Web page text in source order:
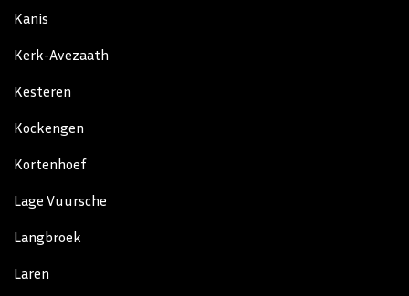
Kanis
Kerk-Avezaath
Kesteren
Kockengen
Kortenhoef
Lage Vuursche
Langbroek
Laren